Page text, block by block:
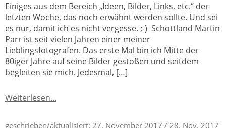
Einiges aus dem Bereich „Ideen, Bilder, Links, etc.“ der
letzten Woche, das noch erwähnt werden sollte. Und sei
es nur, damit ich es nicht vergesse. ;-) Schottland Martin
Parr ist seit vielen Jahren einer meiner
Lieblingsfotografen. Das erste Mal bin ich Mitte der
80iger Jahre auf seine Bilder gestoßen und seitdem
begleiten sie mich. Jedesmal, […]
Weiterlesen...
geschrieben/aktualisiert: 27. November 2017 / 28. Nov. 2017